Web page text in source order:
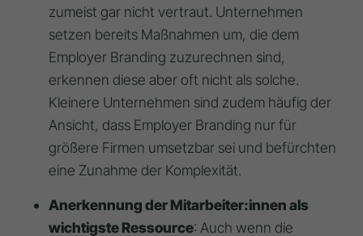
zumeist gar nicht vertraut. Unternehmen
setzen bereits Maßnahmen um, die dem
Employer Branding zuzurechnen sind,
erkennen diese aber oft nicht als solche.
Kleinere Unternehmen sind zudem häufig der
Ansicht, dass Employer Branding nur für
größere Firmen umsetzbar sei und befürchten
eine Zunahme der Komplexität.
Anerkennung der Mitarbeiter:innen als
wichtigste Ressource: Auch wenn die